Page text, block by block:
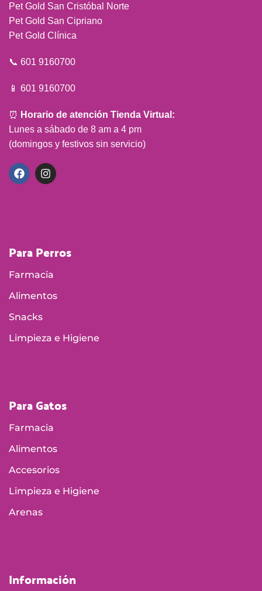
Pet Gold San Cristóbal Norte
Pet Gold San Cipriano
Pet Gold Clínica
📞 601 9160700
📱 601 9160700
⏰ Horario de atención Tienda Virtual:
Lunes a sábado de 8 am a 4 pm
(domingos y festivos sin servicio)
Para Perros
Farmacia
Alimentos
Snacks
Limpieza e Higiene
Para Gatos
Farmacia
Alimentos
Accesorios
Limpieza e Higiene
Arenas
Información